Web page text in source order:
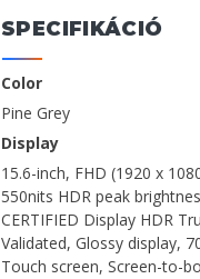
SPECIFIKÁCIÓ
Color
Pine Grey
Display
15.6-inch, FHD (1920 x
550nits HDR peak
CERTIFIED Display HDR
Validated, Glossy display,
Touch screen, Screen-to-